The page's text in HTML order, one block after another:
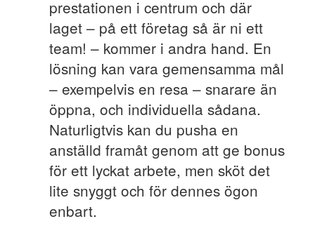
prestationen i centrum och där
laget – på ett företag så är ni ett
team! – kommer i andra hand. En
lösning kan vara gemensamma mål
– exempelvis en resa – snarare än
öppna, och individuella sådana.
Naturligtvis kan du pusha en
anställd framåt genom att ge bonus
för ett lyckat arbete, men sköt det
lite snyggt och för dennes ögon
enbart.